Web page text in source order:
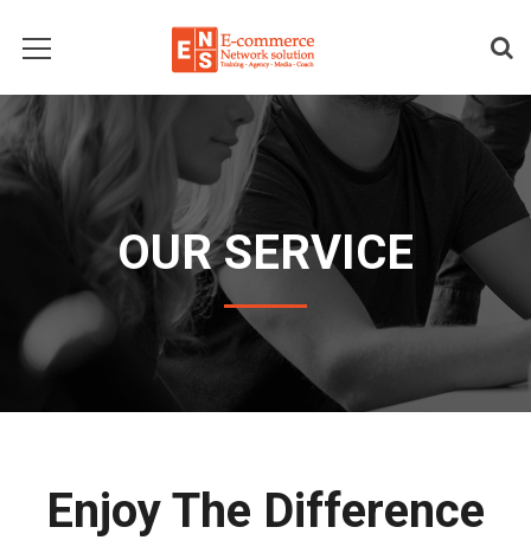
OUR SERVICE
Enjoy The Difference